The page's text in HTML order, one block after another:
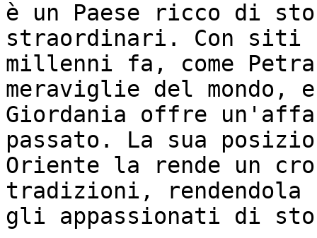
è un Paese ricco di
straordinari. Con siti
millenni fa, come
meraviglie del
Giordania offre
passato. La sua
Oriente la rende un
tradizioni, rendendola
gli appassionati di